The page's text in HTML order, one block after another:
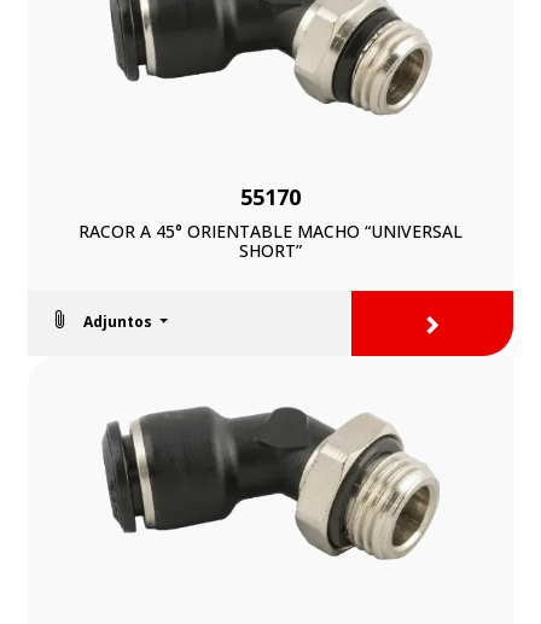
55170
RACOR A 45° ORIENTABLE MACHO “UNIVERSAL
SHORT”
Adjuntos >